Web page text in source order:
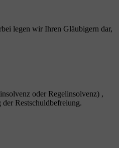
legen wir Ihren Gläubigern dar,
oder Regelinsolvenz) ,
Restschuldbefreiung.